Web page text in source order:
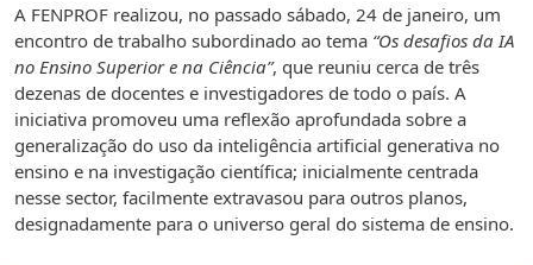
A FENPROF realizou, no passado sábado, 24 de janeiro, um
encontro de trabalho subordinado ao tema “Os desafios da IA
no Ensino Superior e na Ciência”, que reuniu cerca de três
dezenas de docentes e investigadores de todo o país. A
iniciativa promoveu uma reflexão aprofundada sobre a
generalização do uso da inteligência artificial generativa no
ensino e na investigação científica; inicialmente centrada
nesse sector, facilmente extravasou para outros planos,
designadamente para o universo geral do sistema de ensino.